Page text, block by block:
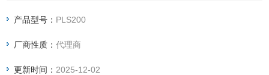
产品型号： PLS200
厂商性质：代理商
更新时间： 2025-12-02